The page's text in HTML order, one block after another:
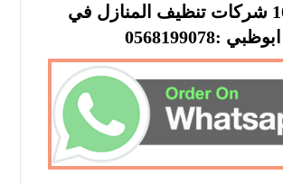
افضل 10 شركات تنظيف المنازل في
ابوظبي :0568199078